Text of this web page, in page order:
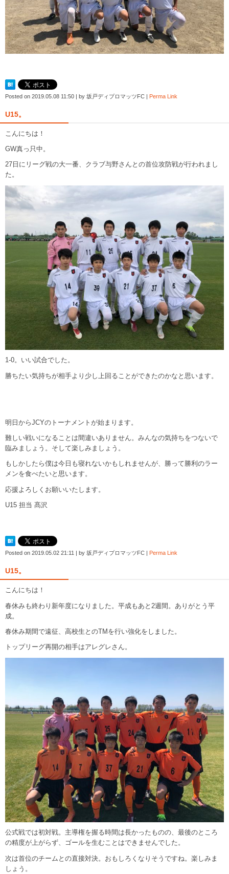
Posted on 2019.05.08 11:50 | by 坂戸ディプロマッツFC | Perma Link
U15。
こんにちは！
GW真っ只中。
27日にリーグ戦の大一番、クラブ与野さんとの首位攻防戦が行われまし
た。
1-0。いい試合でした。
勝ちたい気持ちが相手より少し上回ることができたのかなと思います。
明日からJCYのトーナメントが始まります。
難しい戦いになることは間違いありません。みんなの気持ちをつないで
臨みましょう。そして楽しみましょう。
もしかしたら僕は今日も寝れないかもしれませんが、勝って勝利のラー
メンを食べたいと思います。
応援よろしくお願いいたします。
U15 担当 髙沢
Posted on 2019.05.02 21:11 by 坂戸ディプロマッツFC Perma Link
U15。
こんにちは！
春休みも終わり新年度になりました。平成もあと2週間。ありがとう平
成。
春休み期間で遠征、高校生とのTMを行い強化をしました。
トップリーグ再開の相手はアレグレさん。
公式戦では初対戦。主導権を握る時間は長かったものの、最後のところ
の精度が上がらず、ゴールを生むことはできませんでした。
次は首位のチームとの直接対決。おもしろくなりそうですね。楽しみま
しょう。